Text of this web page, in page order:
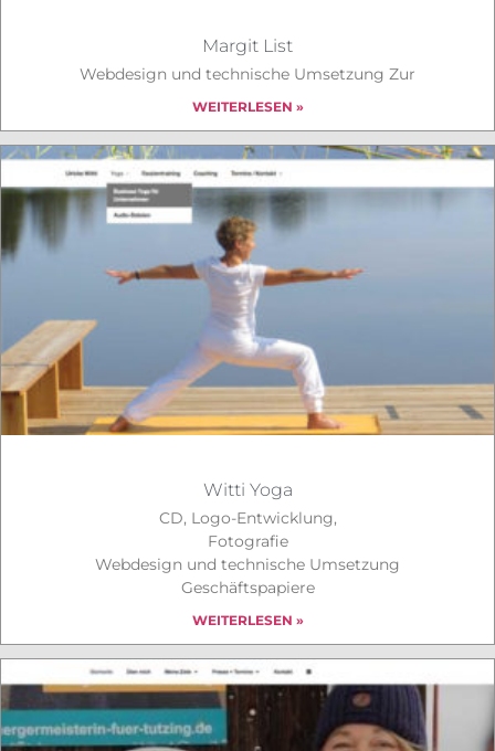
Margit List
Webdesign und technische Umsetzung Zur
WEITERLESEN »
Witti Yoga
CD, Logo-Entwicklung,
Fotografie
Webdesign und technische Umsetzung
Geschäftspapiere
WEITERLESEN »